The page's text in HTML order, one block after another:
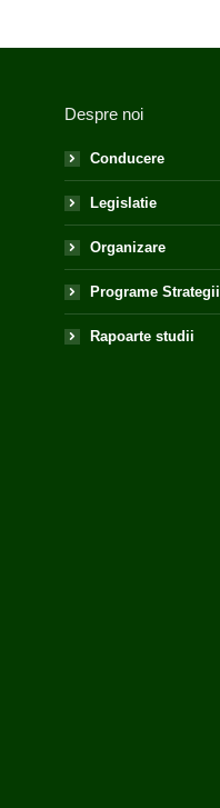
Despre noi
Conducere
Legislatie
Organizare
Programe Strategii
Rapoarte studii